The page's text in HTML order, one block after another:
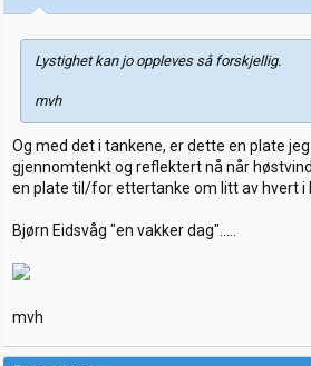
Lystighet kan jo oppleves så forskjellig.
mvh
Og med det i tankene, er dette en plate
gjennomtenkt og reflektert nå når
en plate til/for ettertanke om litt av hvert i
Bjørn Eidsvåg "en vakker dag".....
mvh